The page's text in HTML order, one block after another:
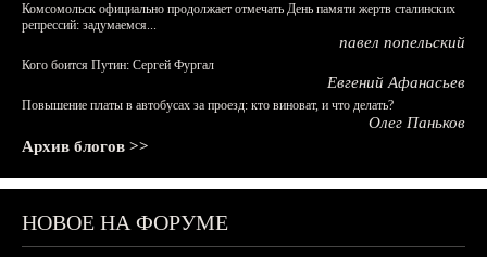
Комсомольск официально продолжает отмечать День памяти жертв сталинских
репрессий: задумаемся...
павел попельский
Кого боится Путин: Сергей Фургал
Евгений Афанасьев
Повышение платы в автобусах за проезд: кто виноват, и что делать?
Олег Паньков
Архив блогов >>
НОВОЕ НА ФОРУМЕ